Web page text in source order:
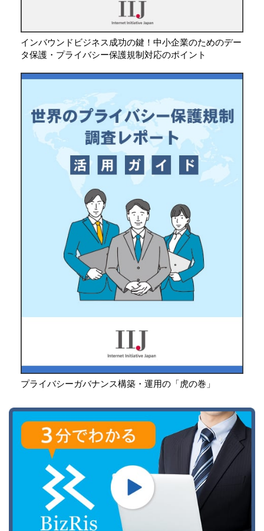
インバウンドビジネス成功の鍵！中小企業のためのデー
タ保護・プライバシー保護規制対応のポイント
プライバシーガバナンス構築・運用の「虎の巻」